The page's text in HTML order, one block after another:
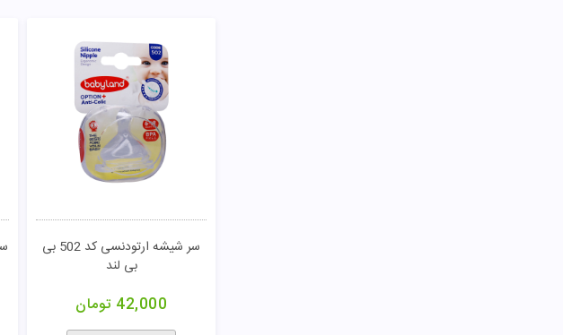
سر شیشه ارتودنسی کد 502 بی
بی لند
42,000 تومان